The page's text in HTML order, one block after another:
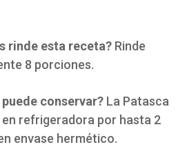
rinde esta receta? Rinde
8 porciones.
conservar? La Patasca
refrigeradora por hasta 2
envase hermético.